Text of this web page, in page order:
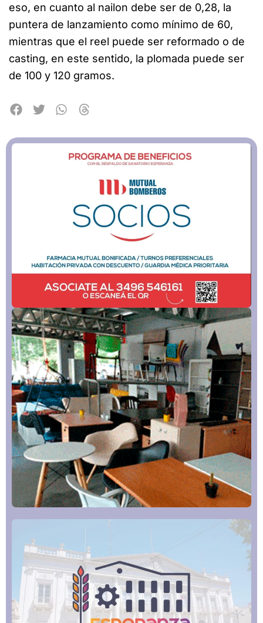
eso, en cuanto al nailon debe ser de 0,28, la
puntera de lanzamiento como mínimo de 60,
mientras que el reel puede ser reformado o de
casting, en este sentido, la plomada puede ser
de 100 y 120 gramos.